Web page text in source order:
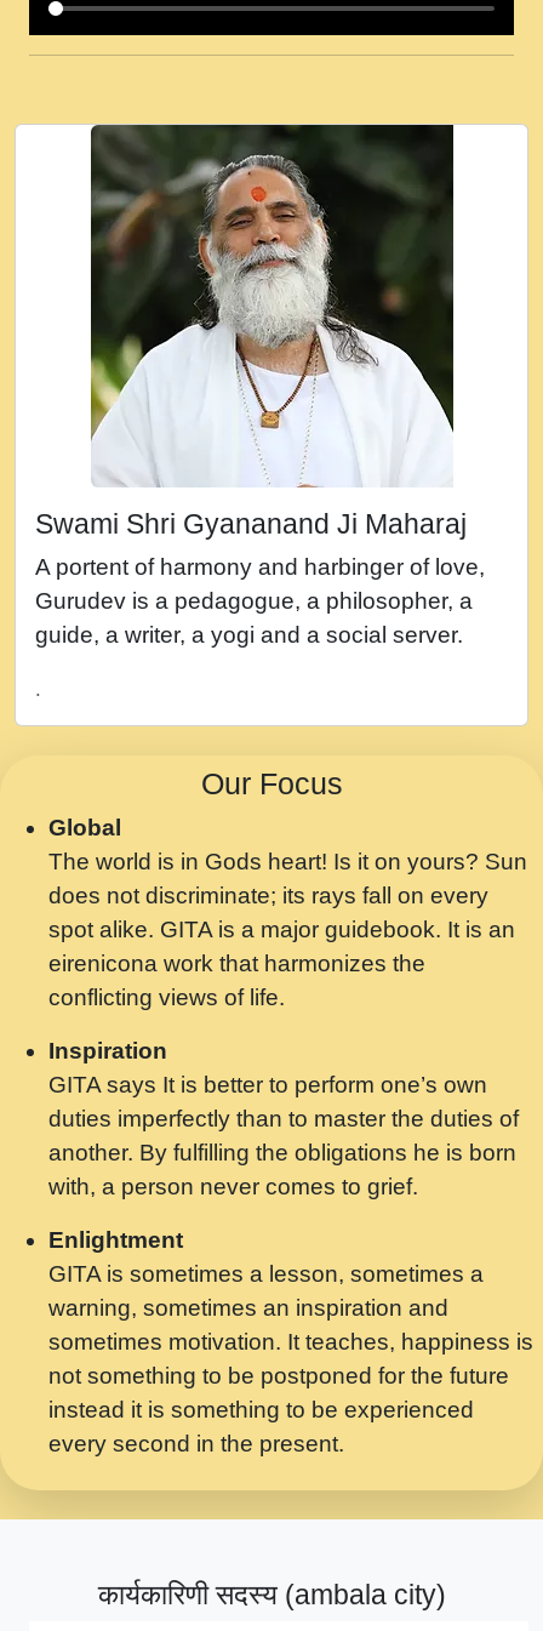
कई पकड क मर हथ र मह वदवन पहच दय! मह जन
Ki - Krishna Bhajan - New Bhajan 2020
#Ishwar Bhakti.mp3
जब से गीता ज्ञान पाया मैं बड़ी मस्ती में हूँ । 2018 -
Rishikesh - Ratan Ji Rasik.mp3
तन हल दल द सनव मड उतत सर रख क, नल रव त
गल लग जव त सर उतत हथ रख द!.mp3
तू कर प्रीतम से प्रीत, यूहीं दिन बीतते जाते हैं ।
2018 - Rishikesh - Swami Gyananand Ji
Maharaj.mp3
न म गवद गपल गद फर, पयर महन न रझद फर! shri
नह भरस रह लडडल... अपन खट करम क !!!! मह दद
सहर चरण क .....mp3
बगड नसब कसन सवर तर बगर Shri ravinandan
shastri ji maharaj.mp3
Chahe Ram Ho Chahe Shyam Ho.mp3
मझ अपन जवन बनन न आय, रठ हर क मनन न आय
Shri ravinandan shastri ji maharaj.mp3
मन अशांत मंत्र जाप - गीता प्रेरणा -Swami
Gyananand Ji Maharaj.mp3
मन बध लय परम वल कगन Special Shyam
Saawariya.mp3
मर गनय न अपरध लडडल शर रध.... Shri
ravinandan shastri ji maharaj.mp3
मेरे मन हरी का ध्यान लगा - भजन भाव - 2018 -
Rishikesh - Swami Gyananand Ji
Maharaj.mp3
यह हसरत तलब ह नकज कमर Yahi Hasraten
Talab Hai Bhav Pravah #bhajan.mp3
लडल ज बल ल क ज न लग Sadhvi Purnima Ji
7.9.2021 जवल नगर दलल #बसर.mp3
सख भ मझ पयर ह दख भ मझ पयर ह!छड म कस दत
सपरहट भजन 2021 - तर अखय ह जद भर बहर ज म
सपरहट शयम भजन - जय जय शयम जय जय शयम
Swami Shri Gyananand Ji Maharaj
A portent of harmony and harbinger of love,
Gurudev is a pedagogue, a philosopher, a
guide, a writer, a yogi and a social server.
.
Our Focus
Global
The world is in Gods heart! Is it on yours? Sun
does not discriminate; its rays fall on every
spot alike. GITA is a major guidebook. It is an
eirenicona work that harmonizes the
conflicting views of life.
Inspiration
GITA says It is better to perform one’s own
duties imperfectly than to master the duties of
another. By fulfilling the obligations he is born
with, a person never comes to grief.
Enlightment
GITA is sometimes a lesson, sometimes a
warning, sometimes an inspiration and
sometimes motivation. It teaches, happiness is
not something to be postponed for the future
instead it is something to be experienced
every second in the present.
कार्यकारिणी सदस्य (ambala city)